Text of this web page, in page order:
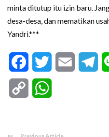
minta ditutup itu izin baru.
desa-desa, dan mematikan
Yandri.***
FacebookTwitter Email
Copy